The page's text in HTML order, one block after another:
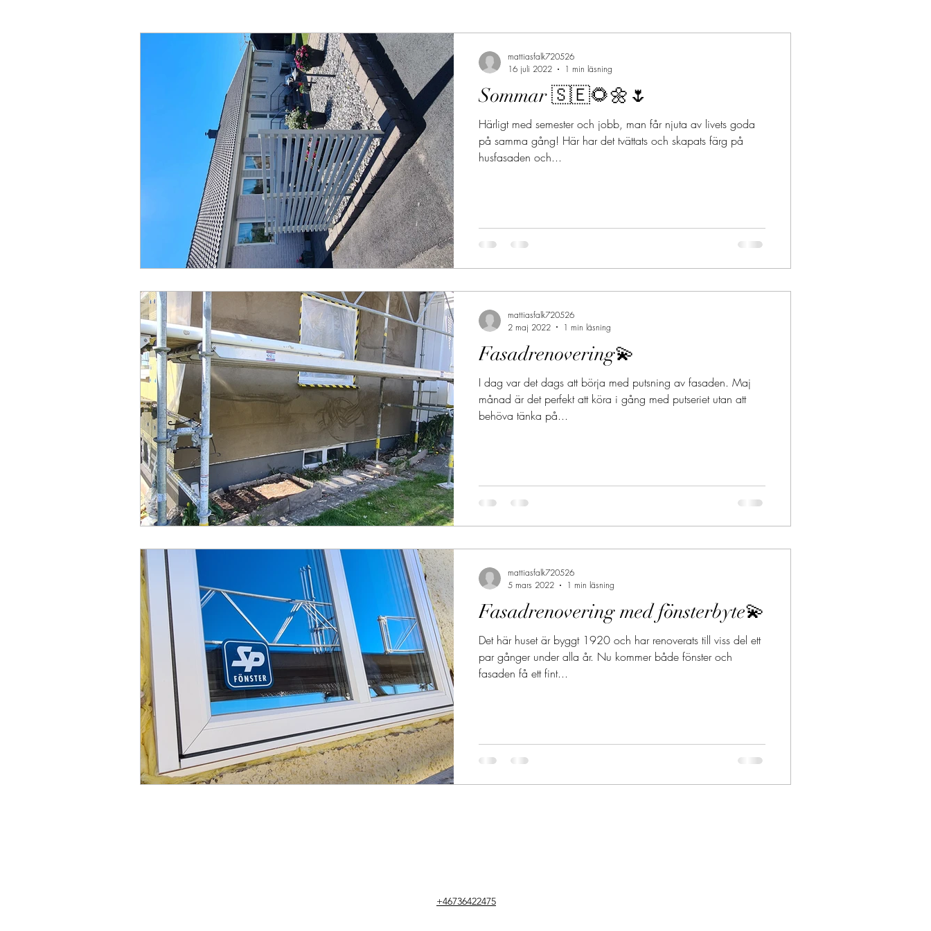
Sommar 🇸🇪🌻🌼🌷
Härligt med semester och jobb, man får njuta av livets goda
på samma gång! Här har det tvättats och skapats färg på
husfasaden och...
mattiasfalk720526
16 juli 2022
1 min läsning
Fasadrenovering💫
I dag var det dags att börja med putsning av fasaden. Maj
månad är det perfekt att köra i gång med putseriet utan att
behöva tänka på...
mattiasfalk720526
2 maj 2022
1 min läsning
Fasadrenovering med fönsterbyte💫
Det här huset är byggt 1920 och har renoverats till viss del ett
par gånger under alla år. Nu kommer både fönster och
fasaden få ett fint...
mattiasfalk720526
5 mars 2022
1 min läsning
+46736422475